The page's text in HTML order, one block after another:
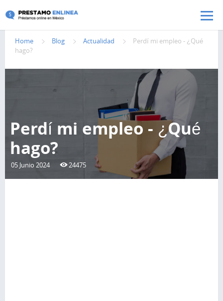
Pasar al contenido principal
Home Blog Actualidad
Perdí mi empleo - ¿Qué
hago?
Perdí mi empleo - ¿Qué
hago?
05 Junio 2024 24475